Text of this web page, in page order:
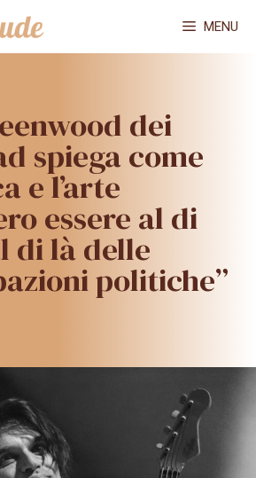
MENU
dei
spiega come
e l’arte
essere al di
di là delle
politiche”